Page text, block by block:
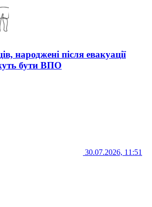
народжені після евакуації
бути ВПО
30.07.2026, 11:51